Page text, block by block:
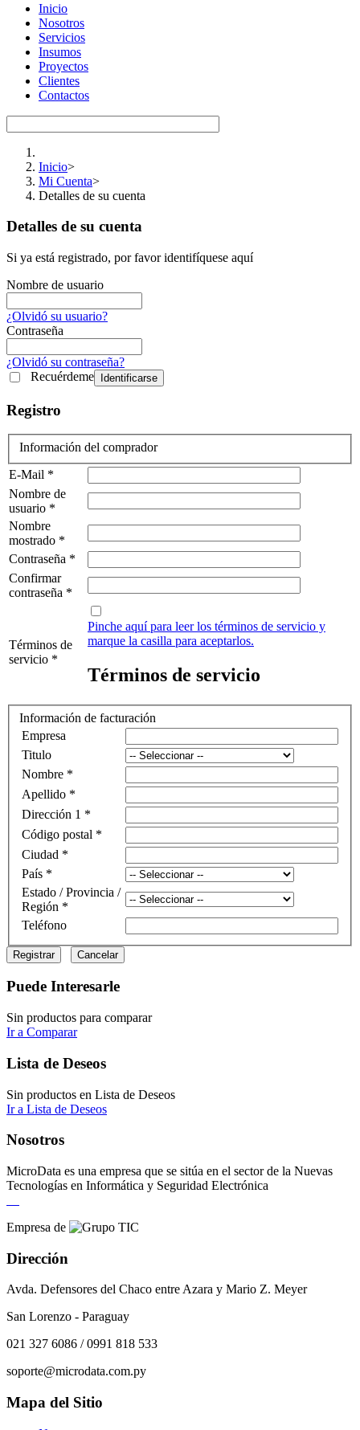
Inicio
Nosotros
Servicios
Insumos
Proyectos
Clientes
Contactos
Inicio>
Mi Cuenta>
Detalles de su cuenta
Detalles de su cuenta
Si ya está registrado, por favor identifíquese aquí
Nombre de usuario
¿Olvidó su usuario?
Contraseña
¿Olvidó su contraseña?
Recuérdeme
Identificarse
Registro
Información del comprador
E-Mail *
Nombre de
usuario *
Nombre
mostrado *
Contraseña *
Confirmar
contraseña *
Términos de
servicio *
Pinche aquí para leer los términos de servicio y
marque la casilla para aceptarlos.
Términos de servicio
Información de facturación
Empresa
Titulo
Nombre *
Apellido *
Dirección 1 *
Código postal *
Ciudad *
País *
Estado / Provincia /
Región *
Teléfono
Registrar Cancelar
Puede Interesarle
Sin productos para comparar
Ir a Comparar
Lista de Deseos
Sin productos en Lista de Deseos
Ir a Lista de Deseos
Nosotros
MicroData es una empresa que se sitúa en el sector de la Nuevas
Tecnologías en Informática y Seguridad Electrónica
Empresa de
Dirección
Avda. Defensores del Chaco entre Azara y Mario Z. Meyer
San Lorenzo - Paraguay
021 327 6086 / 0991 818 533
soporte@microdata.com.py
Mapa del Sitio